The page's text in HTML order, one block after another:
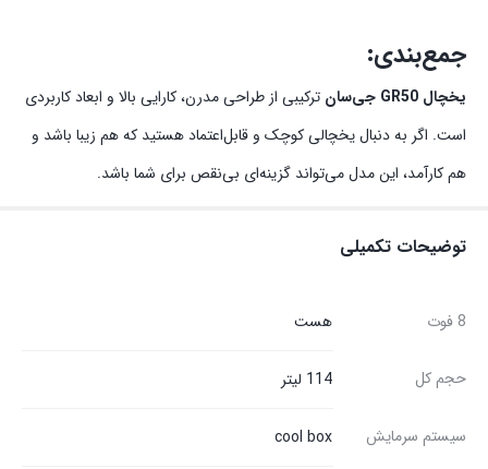
جمع‌بندی:
یخچال GR50 جی‌سان
ترکیبی از طراحی مدرن، کارایی بالا و ابعاد کاربردی
است. اگر به دنبال یخچالی کوچک و قابل‌اعتماد هستید که هم زیبا باشد و
هم کارآمد، این مدل می‌تواند گزینه‌ای بی‌نقص برای شما باشد.
توضیحات تکمیلی
8 فوت هست
حجم کل 114 لیتر
سیستم سرمایش cool box